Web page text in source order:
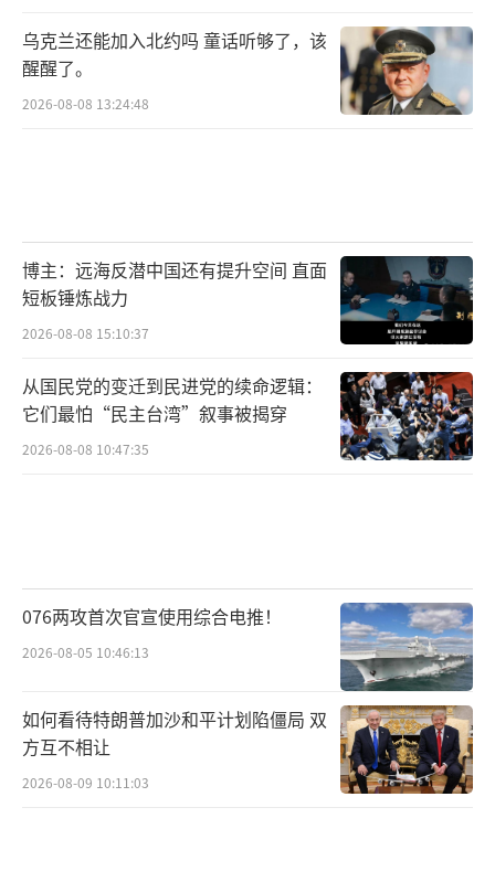
现“共同表述”的收敛；其三，双边外交照会
与经贸措施是否降级。若三项同步降温，此次
风波大概率以“话语回调”收场；若出现“口
回到最初的问题：高市是在战略性“踩刹
车”，还是被迫后撤？从已公开的信息看，更
倾向于“将尖锐口径收束进制度化表达”，既
不给外界明牌，也为政府在真实危机时保留弹
性。野田的“实质撤回”是一次成功的叙事争
夺，但它能否转化为结构性支持，取决于在野
阵营能否提出同样可执行且不致加剧地区误判
乌克兰还能加入北约吗 童话听够了，该
醒醒了。
2026-08-08 13:24:48
博主：远海反潜中国还有提升空间 直面
短板锤炼战力
2026-08-08 15:10:37
从国民党的变迁到民进党的续命逻辑：
它们最怕“民主台湾”叙事被揭穿
2026-08-08 10:47:35
076两攻首次官宣使用综合电推！
2026-08-05 10:46:13
如何看待特朗普加沙和平计划陷僵局 双
方互不相让
2026-08-09 10:11:03